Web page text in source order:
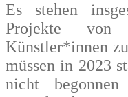
Es stehen
Projekte
Künstler*innen
müssen in 2023
nicht